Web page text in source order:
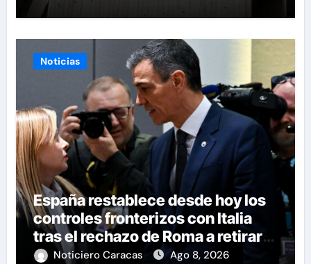
Noticias
España restablece desde hoy los
controles fronterizos con Italia
tras el rechazo de Roma a retirar
las restricciones
Noticiero Caracas Ago 8, 2026